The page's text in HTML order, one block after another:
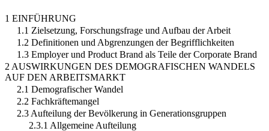
1 EINFÜHRUNG
1.1 Zielsetzung, Forschungsfrage und Aufbau der Arbeit
1.2 Definitionen und Abgrenzungen der Begrifflichkeiten
1.3 Employer und Product Brand als Teile der Corporate Brand
2 AUSWIRKUNGEN DES DEMOGRAFISCHEN WANDELS
AUF DEN ARBEITSMARKT
2.1 Demografischer Wandel
2.2 Fachkräftemangel
2.3 Aufteilung der Bevölkerung in Generationsgruppen
2.3.1 Allgemeine Aufteilung